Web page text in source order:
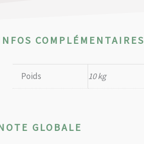
COMPLÉMENTAIRES
Poids 10 kg
GLOBALE